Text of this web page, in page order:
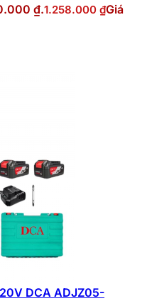
₫.1.258.000 ₫Giá
DCA ADJZ05-